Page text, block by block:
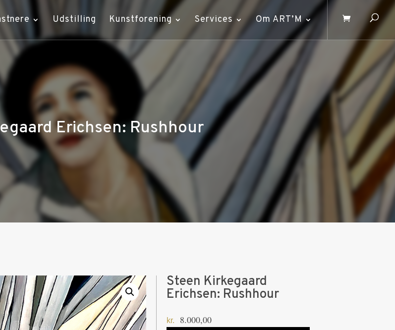
Udstilling Kunstforening Services Om ART’M
Erichsen: Rushhour
Steen Kirkegaard
Erichsen: Rushhour
kr. 8.000,00